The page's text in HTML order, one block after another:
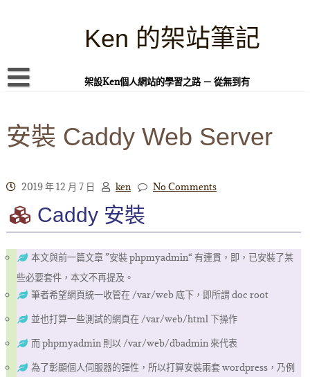
Ken 的架站筆記
架設Ken個人網站的學習之路 － 從無到有
本站簡介
案例專題
WordPress 學習之雜記
隱私權政策
安裝 Caddy Web Server
2019 年 12 月 7 日 ken No Comments
Caddy 安裝
本文與前一篇文章 ”安裝 phpmyadmin“ 有連貫，即，已安裝了某
些必要套件，本文不再提及。
筆者希望網頁統一收管在 /var/web 底下，即所謂 doc root
並也打算一些測試的網頁在 /var/web/html 下操作
而 phpmyadmin 則以 /var/web/dbadmin 來代表
為了彰顯個人伺服器的彈性，所以打算安裝兩套 wordpress，乃例